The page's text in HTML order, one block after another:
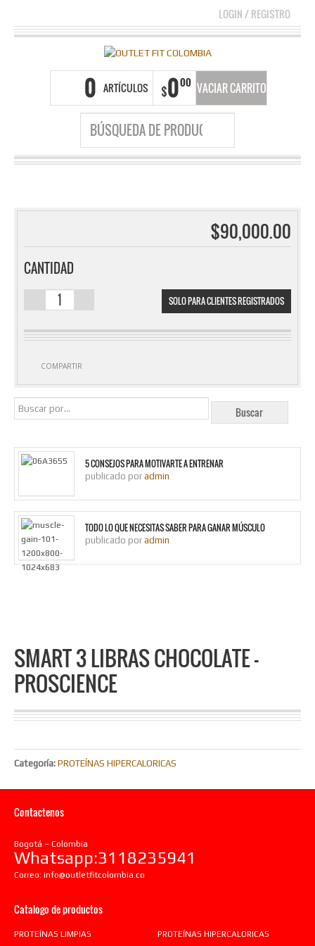
LOGIN/REGISTRO
0 ARTÍCULOS $000 VACIAR CARRITO
SMART 3 LIBRAS CHOCOLATE –
PROSCIENCE
Categoría: PROTEÍNAS HIPERCALORICAS
$90,000.00
CANTIDAD
SMART 3
CHOCOLATE –
CANTIDAD
SOLO PARA CLIENTES REGISTRADOS
COMPARTIR
5 CONSEJOS PARA MOTIVARTE A ENTRENAR
publicado por admin
TODO LO QUE NECESITAS SABER PARA GANAR MÚSCULO
publicado por admin
Contactenos
Bogotá – Colombia
Whatsapp:3118235941
Correo: info@outletfitcolombia.co
Catalogo de productos
PROTEÍNAS LIMPIAS
PROTEÍNAS HIPERCALORICAS